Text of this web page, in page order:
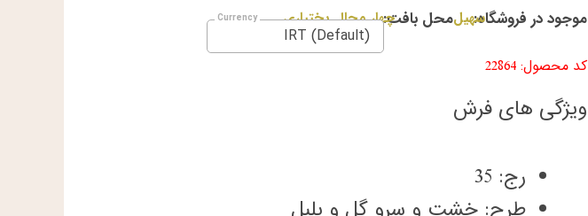
موجود در فروشگاه:سهیلمحل بافت:چهار محال بختیاری
کد محصول: 22864
IRT (Default)
ویژگی های فرش
رج: 35